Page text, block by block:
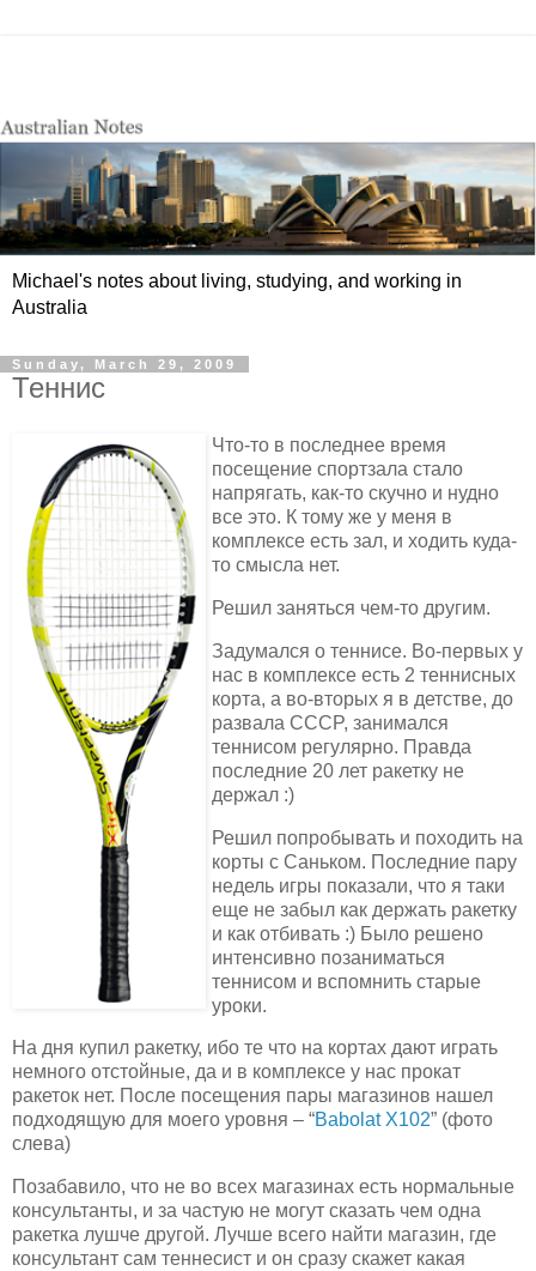
Michael's notes about living, studying, and working in
Australia
Sunday, March 29, 2009
Теннис
Что-то в последнее время
посещение спортзала стало
напрягать, как-то скучно и нудно
все это. К тому же у меня в
комплексе есть зал, и ходить куда-
то смысла нет.
Решил заняться чем-то другим.
Задумался о теннисе. Во-первых у
нас в комплексе есть 2 теннисных
корта, а во-вторых я в детстве, до
развала CCCP, занимался
теннисом регулярно. Правда
последние 20 лет ракетку не
держал :)
Решил попробывать и походить на
корты с Саньком. Последние пару
недель игры показали, что я таки
еще не забыл как держать ракетку
и как отбивать :) Было решено
интенсивно позаниматься
теннисом и вспомнить старые
уроки.
На дня купил ракетку, ибо те что на кортах дают играть
немного отстойные, да и в комплексе у нас прокат
ракеток нет. После посещения пары магазинов нашел
подходящую для моего уровня – “Babolat X102” (фото
слева)
Позабавило, что не во всех магазинах есть нормальные
консультанты, и за частую не могут сказать чем одна
ракетка лушче другой. Лучше всего найти магазин, где
консультант сам теннесист и он сразу скажет какая